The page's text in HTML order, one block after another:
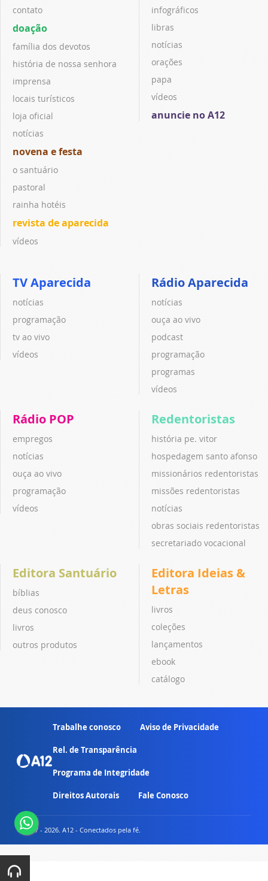
contato
doação
família dos devotos
história de nossa senhora
imprensa
locais turísticos
loja oficial
notícias
novena e festa
o santuário
pastoral
rainha hotéis
revista de aparecida
vídeos
infográficos
libras
notícias
orações
papa
vídeos
anuncie no A12
TV Aparecida
notícias
programação
tv ao vivo
vídeos
Rádio Aparecida
notícias
ouça ao vivo
podcast
programação
programas
vídeos
Rádio POP
empregos
notícias
ouça ao vivo
programação
vídeos
Redentoristas
história pe. vitor
hospedagem santo afonso
missionários redentoristas
missões redentoristas
notícias
obras sociais redentoristas
secretariado vocacional
Editora Santuário
bíblias
deus conosco
livros
outros produtos
Editora Ideias &
Letras
livros
coleções
lançamentos
ebook
catálogo
Trabalhe conosco Aviso de Privacidade
Rel. de Transparência
Programa de Integridade
Direitos Autorais Fale Conosco
© 2007 - 2026. A12 - Conectados pela fé.